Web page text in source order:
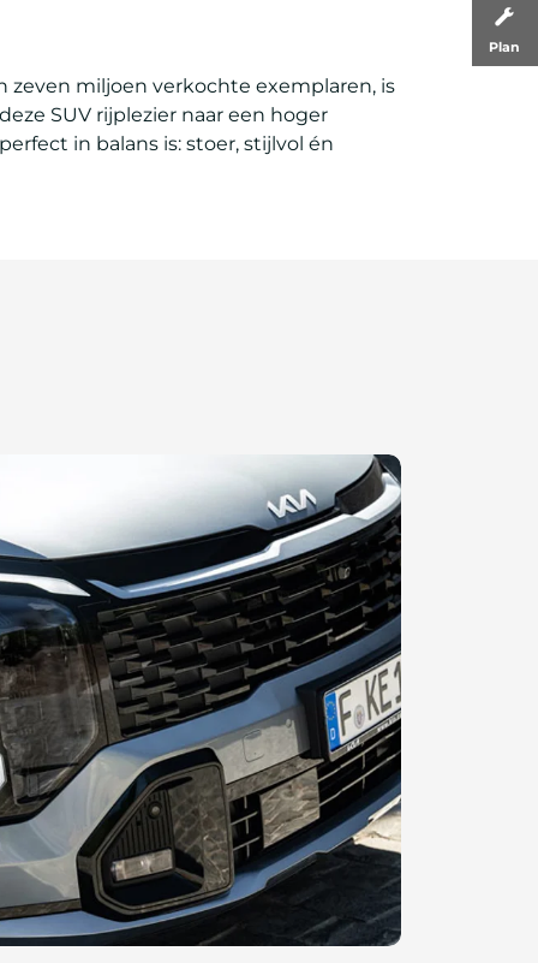
Plan
zeven miljoen verkochte exemplaren, is
SUV rijplezier naar een hoger
in balans is: stoer, stijlvol én